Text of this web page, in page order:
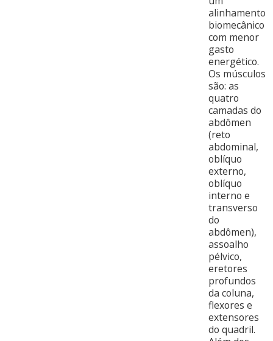
alinhamento
biomecânico
com menor
gasto
energético.
Os músculos
são: as
quatro
camadas do
abdômen
(reto
abdominal,
oblíquo
externo,
oblíquo
interno e
transverso
do
abdômen),
assoalho
pélvico,
eretores
profundos
da coluna,
flexores e
extensores
do quadril.